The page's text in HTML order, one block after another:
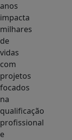
anos
impacta
milhares
de
vidas
com
projetos
focados
na
qualificação
profissional
e